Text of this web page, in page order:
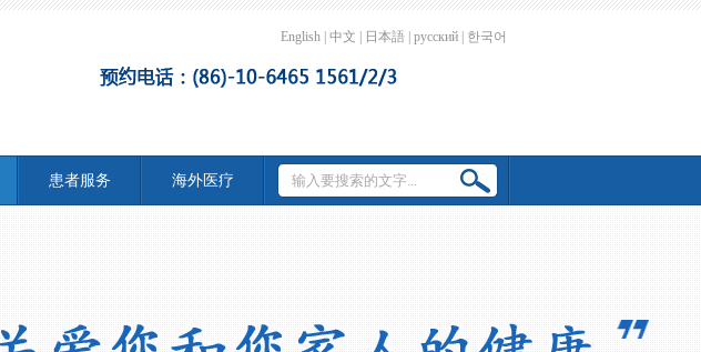
English 中文 日本語 русский 한국어
患者服务 海外医疗